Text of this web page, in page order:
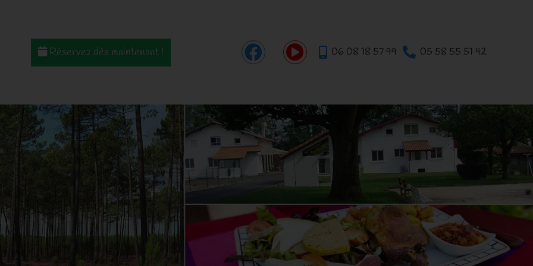
Réservez dès maintenant ! 06 08 18 57 99 05 58 55 51 42